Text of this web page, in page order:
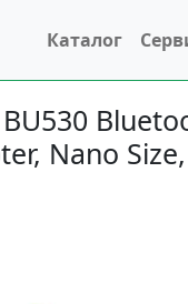
Каталог
Nano